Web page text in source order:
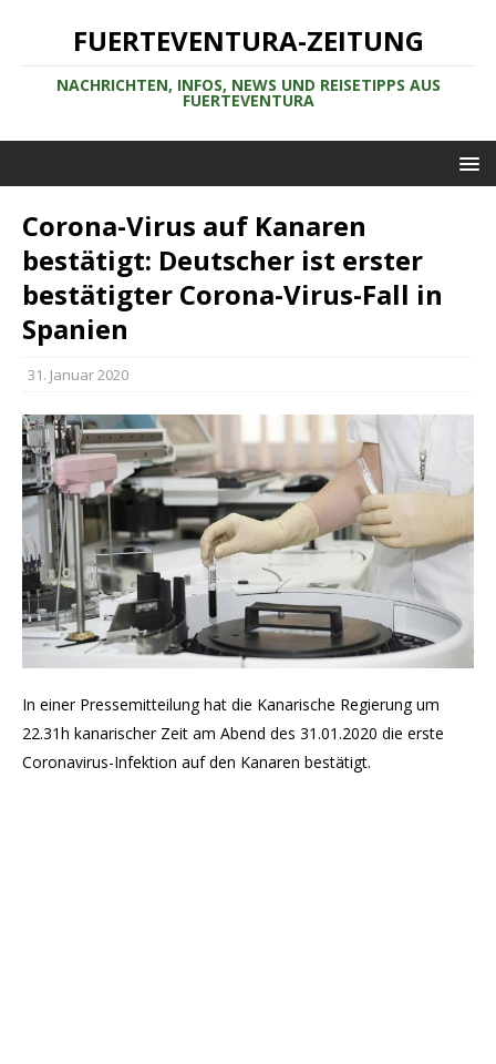
FUERTEVENTURA-ZEITUNG
NACHRICHTEN, INFOS, NEWS UND REISETIPPS AUS
FUERTEVENTURA
Corona-Virus auf Kanaren
bestätigt: Deutscher ist erster
bestätigter Corona-Virus-Fall in
Spanien
31. Januar 2020
In einer Pressemitteilung hat die Kanarische Regierung um
22.31h kanarischer Zeit am Abend des 31.01.2020 die erste
Coronavirus-Infektion auf den Kanaren bestätigt.